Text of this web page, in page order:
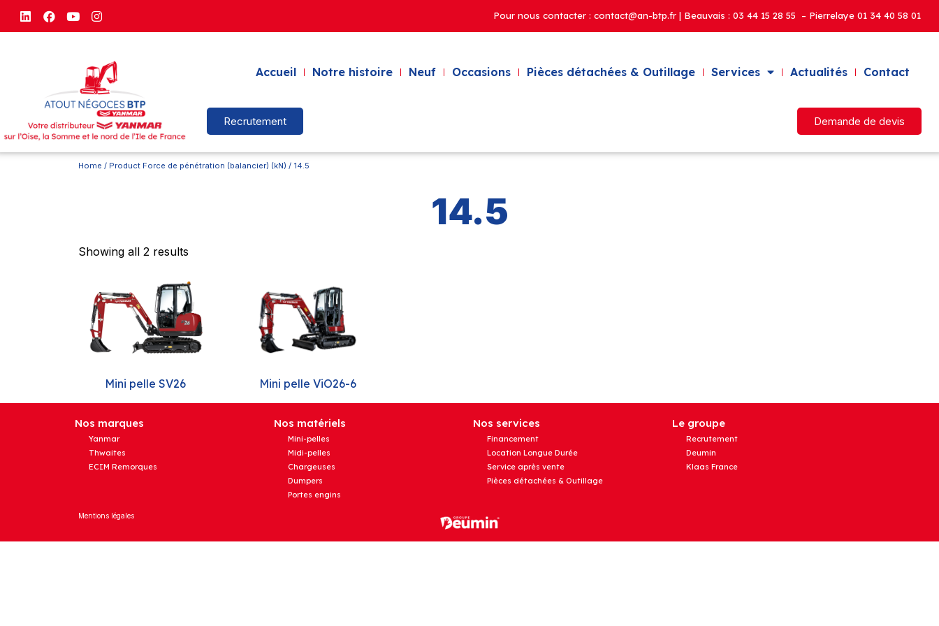
Pour nous contacter : contact@an-btp.fr | Beauvais : 03 44 15 28 55 – Pierrelaye 01 34 40 58 01
Accueil Notre histoire Neuf Occasions Pièces détachées & Outillage Services Actualités Contact
Recrutement Demande de devis
Home / Product Force de pénétration (balancier) (kN) / 14.5
14.5
Showing all 2 results
Mini pelle SV26 Mini pelle ViO26-6
Nos marques
Yanmar
Thwaites
ECIM Remorques
Nos matériels
Mini-pelles
Midi-pelles
Chargeuses
Dumpers
Portes engins
Nos services
Financement
Location Longue Durée
Service après vente
Pièces détachées & Outillage
Le groupe
Recrutement
Deumin
Klaas France
Mentions légales